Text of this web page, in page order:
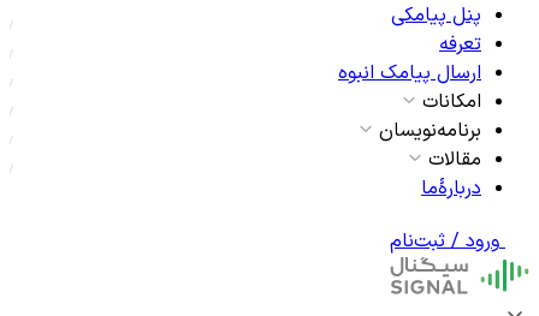
پنل پیامکی
تعرفه
ارسال پیامک انبوه
امکانات
برنامه‌نویسان
مقالات
دربارۀما
ورود / ثبت‌نام